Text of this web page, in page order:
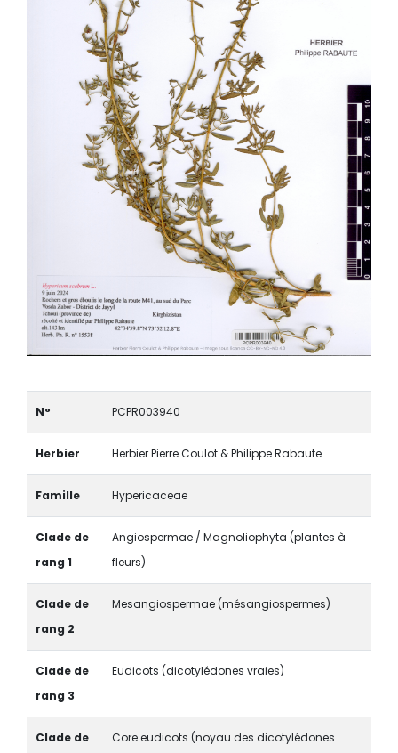
N° PCPR003940
Herbier Herbier Pierre Coulot & Philippe Rabaute
Famille Hypericaceae
Clade de
rang 1
Angiospermae / Magnoliophyta (plantes à
fleurs)
Clade de
rang 2
Mesangiospermae (mésangiospermes)
Clade de
rang 3
Eudicots (dicotylédones vraies)
Clade de
Core eudicots (noyau des dicotylédones